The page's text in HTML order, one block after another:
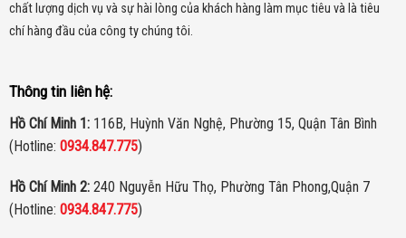
Trọn Bộ 4 Camera IP Hikvision 2MP
việc kéo dây và cung cấp nguồn riêng.
Dịch vụ Hik-Connect:Với sự hỗ trợ của dịch vụ Hik-Connect,
bạn có thể dễ dàng quan sát và giám sát mọi lúc, mọi nơi thông
internet, bạn có thể truy cập vào hệ thống camera của mình,
giúp bạn luôn giữ liên lạc và kiểm soát tình hình an ninh một
chất lượng dịch vụ và sự hài lòng của khách hàng làm mục tiêu và là tiêu
chí hàng đầu của công ty chúng tôi.
Thông tin liên hệ:
Hồ Chí Minh 1:116B, Huỳnh Văn Nghệ, Phường 15, Quận Tân Bình
(Hotline: 0934.847.775)
Hồ Chí Minh 2:240 Nguyễn Hữu Thọ, Phường Tân Phong,Quận 7
(Hotline: 0934.847.775)